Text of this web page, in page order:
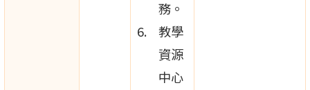
務。
教學
資源
中心